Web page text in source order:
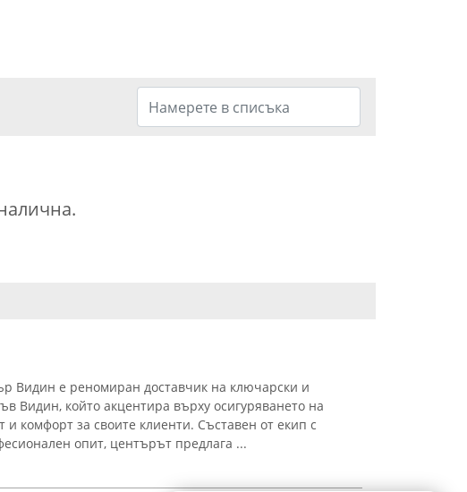
Видин е реномиран доставчик на ключарски и
Видин, който акцентира върху осигуряването на
и комфорт за своите клиенти. Съставен от екип с
опит, центърът предлага ...